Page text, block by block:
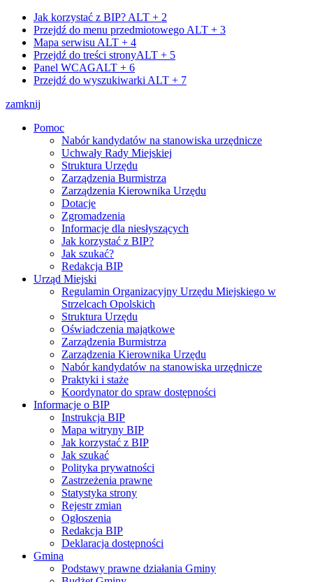
Jak korzystać z BIP? ALT + 2
Przejdź do menu przedmiotowego ALT + 3
Mapa serwisu ALT + 4
Przejdź do treści stronyALT + 5
Panel WCAGALT + 6
Przejdź do wyszukiwarki ALT + 7
zamknij
Pomoc
Nabór kandydatów na stanowiska urzędnicze
Uchwały Rady Miejskiej
Struktura Urzędu
Zarządzenia Burmistrza
Zarządzenia Kierownika Urzędu
Dotacje
Zgromadzenia
Informacje dla niesłyszących
Jak korzystać z BIP?
Jak szukać?
Redakcja BIP
Urząd Miejski
Regulamin Organizacyjny Urzędu Miejskiego w
Strzelcach Opolskich
Struktura Urzędu
Oświadczenia majątkowe
Zarządzenia Burmistrza
Zarządzenia Kierownika Urzędu
Nabór kandydatów na stanowiska urzędnicze
Praktyki i staże
Koordynator do spraw dostępności
Informacje o BIP
Instrukcja BIP
Mapa witryny BIP
Jak korzystać z BIP
Jak szukać
Polityka prywatności
Zastrzeżenia prawne
Statystyka strony
Rejestr zmian
Ogłoszenia
Redakcja BIP
Deklaracja dostępności
Gmina
Podstawy prawne działania Gminy